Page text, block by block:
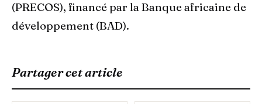
(PRECOS), financé par la Banque africaine de
développement (BAD).
Partager cet article